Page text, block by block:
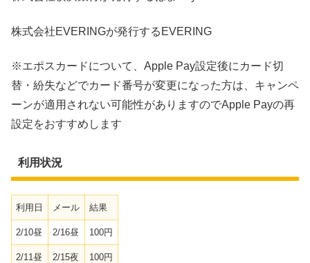
株式会社EVERINGが発行するEVERING
※エポスカードについて、Apple Pay設定後にカード切
替・紛失などでカード番号が変更になった方は、キャンペ
ーンが適用されない可能性がありますのでApple Payの再
設定をおすすめします
利用状況
利用日 メール 結果
2/10昼 2/16昼 100円
2/11昼 2/15夜 100円